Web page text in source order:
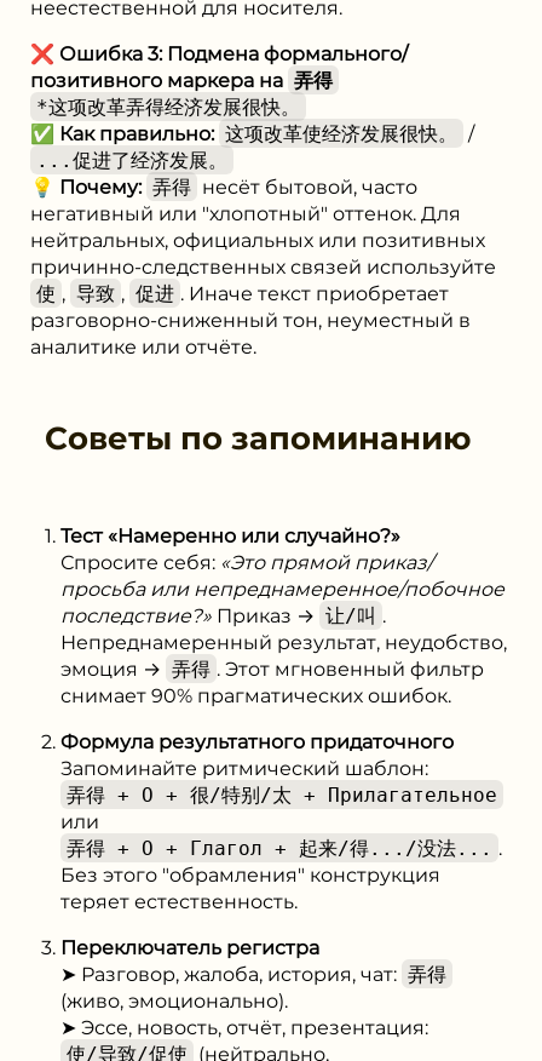
неестественной для носителя.
❌ Ошибка 3: Подмена формального/
позитивного маркера на 弄得
*这项改革弄得经济发展很快。
✅ Как правильно: 这项改革使经济发展很快。
/
...促进了经济发展。
💡 Почему: 弄得 несёт бытовой, часто
негативный или "хлопотный" оттенок. Для
нейтральных, официальных или позитивных
причинно-следственных связей используйте
使 , 导致 , 促进 . Иначе текст приобретает
разговорно-сниженный тон, неуместный в
аналитике или отчёте.
Советы по запоминанию
Тест «Намеренно или случайно?»
Спросите себя: «Это прямой приказ/
просьба или непреднамеренное/побочное
последствие?» Приказ → 让/叫 .
Непреднамеренный результат, неудобство,
эмоция → 弄得 . Этот мгновенный фильтр
снимает 90% прагматических ошибок.
Формула результатного придаточного
Запоминайте ритмический шаблон:
弄得 + O + 很/特别/太 + Прилагательное
или
弄得 + O + Глагол + 起来/得.../没法... .
Без этого "обрамления" конструкция
теряет естественность.
Переключатель регистра
➤ Разговор, жалоба, история, чат: 弄得
(живо, эмоционально).
➤ Эссе, новость, отчёт, презентация:
使/导致/促使 (нейтрально,